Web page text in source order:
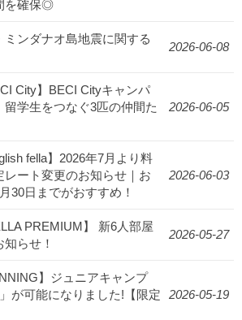
を確保◎
ミンダナオ島地震に関する
2026-06-08
City】BECI Cityキャンパ
留学生をつなぐ3匹の仲間た
2026-06-05
fella】2026年7月より料
レート変更のお知らせ｜お
30日までがおすすめ！
2026-06-03
PREMIUM】 新6人部屋
らせ！
2026-05-27
】ジュニアキャンプ
」が可能になりました!【限定
2026-05-19